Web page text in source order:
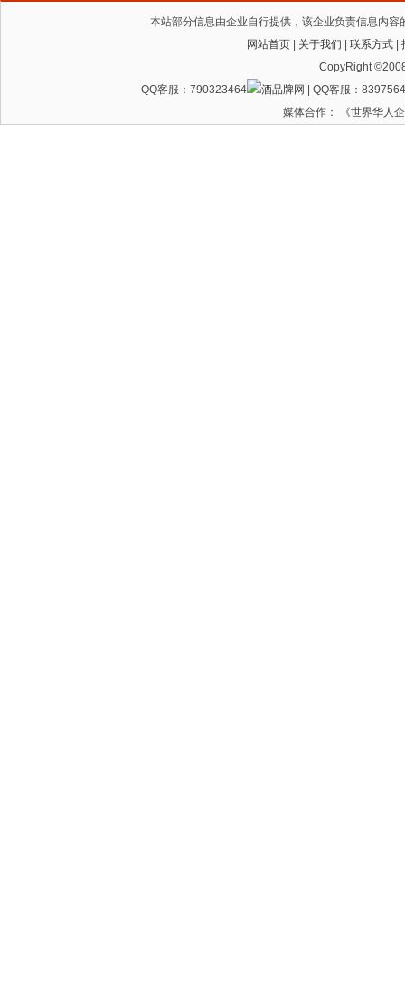
本站部分信息由企业自行提供，该企业负责信息内
网站首页| 关于我们 联系方式|
CopyRight
QQ客服：790323464
| QQ客服：
媒体合作： 《世界华人